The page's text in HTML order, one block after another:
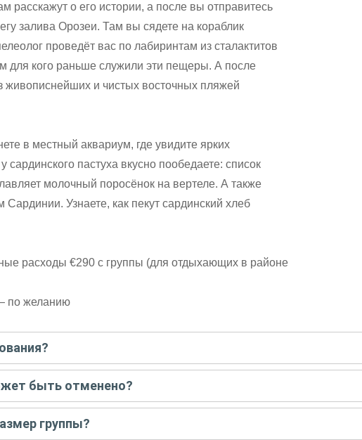
расскажут о его истории, а после вы отправитесь
залива Орозеи. Там вы сядете на кораблик
проведёт вас по лабиринтам из сталактитов
для кого раньше служили эти пещеры. А после
живописнейших и чистых восточных пляжей
в местный аквариум, где увидите ярких
сардинского пастуха вкусно пообедаете: список
молочный поросёнок на вертеле. А также
Узнаете, как пекут сардинский хлеб
расходы €290 с группы (для отдыхающих в районе
по желанию
и написать гиду. Платить при этом не нужно. Сначала согласуйте с
быть отменено?
например, если экскурсия на кораблике, а по прогнозу погоды
Во всех остальных случаях экскурсия состоится.
группы?